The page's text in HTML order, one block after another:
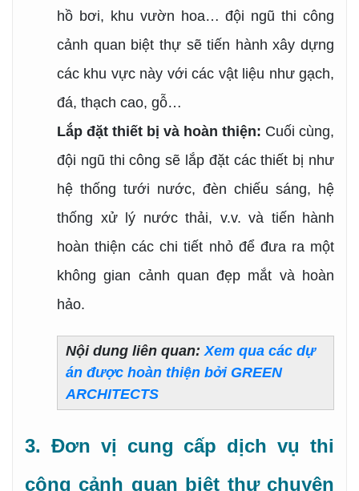
hồ bơi, khu vườn hoa… đội ngũ thi công
cảnh quan biệt thự sẽ tiến hành xây dựng
các khu vực này với các vật liệu như gạch,
đá, thạch cao, gỗ…
Lắp đặt thiết bị và hoàn thiện: Cuối cùng,
đội ngũ thi công sẽ lắp đặt các thiết bị như
hệ thống tưới nước, đèn chiếu sáng, hệ
thống xử lý nước thải, v.v. và tiến hành
hoàn thiện các chi tiết nhỏ để đưa ra một
không gian cảnh quan đẹp mắt và hoàn
hảo.
Nội dung liên quan:Xem qua các dự
án được hoàn thiện bởi GREEN
ARCHITECTS
3. Đơn vị cung cấp dịch vụ thi
công cảnh quan biệt thự chuyên